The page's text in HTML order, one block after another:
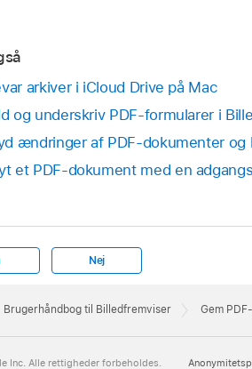
arkiver i iCloud Drive på Mac
og underskriv PDF-formularer i
ændringer af PDF-dokumenter og
et PDF-dokument med en
Nej
Brugerhåndbog til Billedfremviser Gem
Inc. Alle rettigheder forbeholdes.